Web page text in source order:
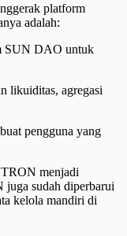
platform
adalah:
SUN DAO untuk
likuiditas, agregasi
pengguna yang
menjadi
juga sudah diperbarui
kelola mandiri di